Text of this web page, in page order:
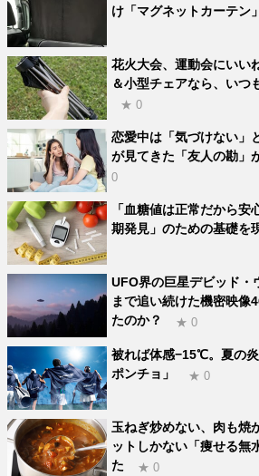
け「マグネットカーテン
花火大会、運動会にいい
＆小型チェアなら、いつ
★ 0
恋愛中は「気づけない」
が見てきた「友人の勘」
0
「血糖値は正常だから
期発見」のための基礎を
UFO界の巨星デビッド・
まで追い続けた機密映像
たのか？
★ 0
被れば体感−15℃。夏の
ポンチョ」
★ 0
玉ねぎ炒めない、肉も焼
ットしかない「痩せる無
た
★ 0